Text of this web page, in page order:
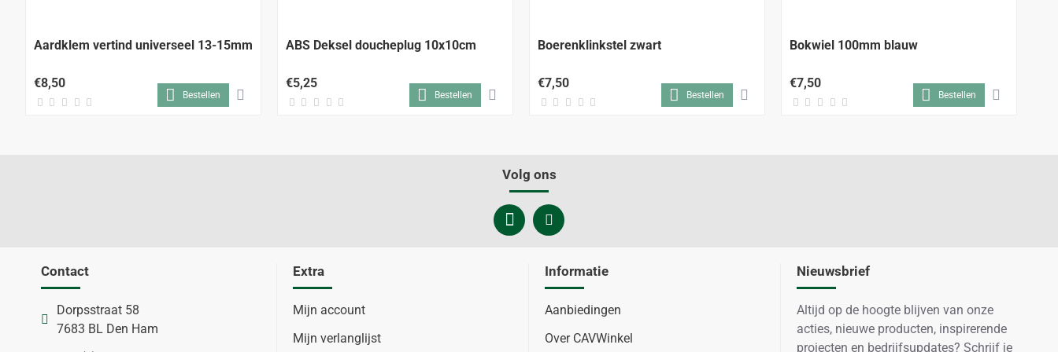
Aardklem vertind universeel 13-15mm
€8,50
Bestellen
ABS Deksel doucheplug 10x10cm
€5,25
Bestellen
Boerenklinkstel zwart
€7,50
Bestellen
Bokwiel 100mm blauw
€7,50
Bestellen
Volg ons
Contact
Dorpsstraat 58
7683 BL Den Ham
Extra
Mijn account
Mijn verlanglijst
Informatie
Aanbiedingen
Over CAVWinkel
Nieuwsbrief
Altijd op de hoogte blijven van onze
acties, nieuwe producten, inspirerende
projecten en bedrijfsupdates? Schrijf je